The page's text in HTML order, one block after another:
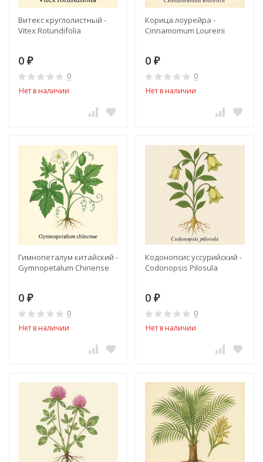
Витекс круглолистный -
Vitex Rotundifolia
0 ₽
0
Нет в наличии
Корица лоурейра -
Cinnamomum Loureirii
0 ₽
0
Нет в наличии
Гимнопеталум китайский -
Gymnopetalum Chinense
0 ₽
0
Нет в наличии
Кодонопсис уссурийский -
Codonopsis Pilosula
0 ₽
0
Нет в наличии